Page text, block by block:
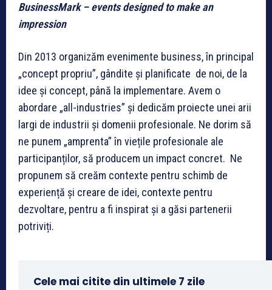
BusinessMark – events designed to make an
impression
Din 2013 organizăm evenimente business, în principal
„concept propriu”, gândite și planificate de noi, de la
idee și concept, până la implementare. Avem o
abordare „all-industries” și dedicăm proiecte unei arii
largi de industrii și domenii profesionale. Ne dorim să
ne punem „amprenta” în viețile profesionale ale
participanților, să producem un impact concret. Ne
propunem să creăm contexte pentru schimb de
experiență și creare de idei, contexte pentru
dezvoltare, pentru a fi inspirat și a găsi partenerii
potriviți.
Cele mai citite din ultimele 7 zile